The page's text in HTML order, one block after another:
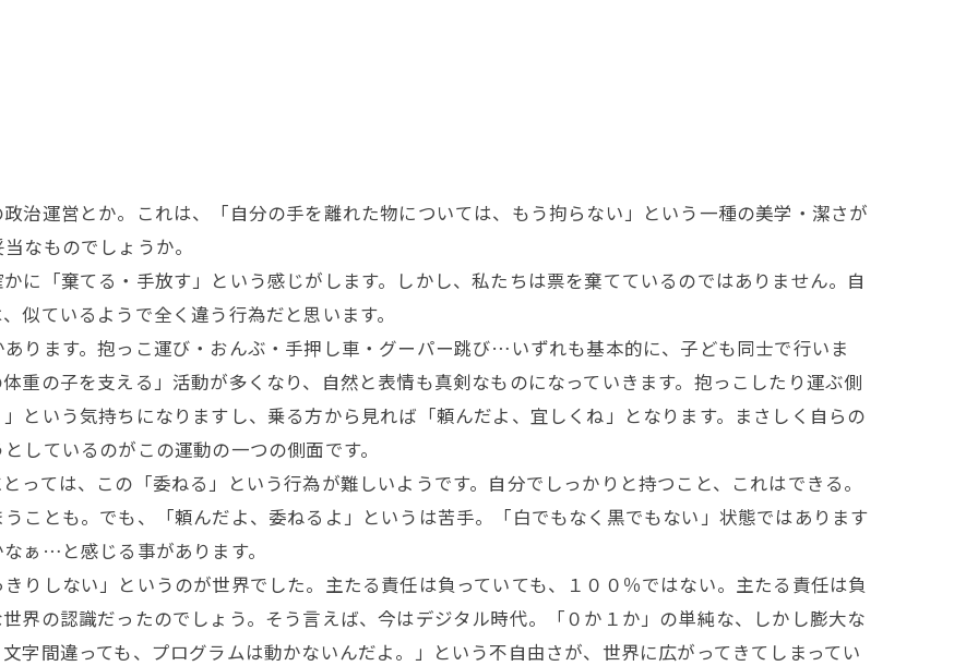
治運営とか。これは、「自分の手を離れた物については、もう拘らない」という一種の美学・潔さが
なものでしょうか。
に「棄てる・手放す」という感じがします。しかし、私たちは票を棄てているのではありません。自
似ているようで全く違う行為だと思います。
ります。抱っこ運び・おんぶ・手押し車・グーパー跳び…いずれも基本的に、子ども同士で行いま
重の子を支える」活動が多くなり、自然と表情も真剣なものになっていきます。抱っこしたり運ぶ側
という気持ちになりますし、乗る方から見れば「頼んだよ、宜しくね」となります。まさしく自らの
しているのがこの運動の一つの側面です。
っては、この「委ねる」という行為が難しいようです。自分でしっかりと持つこと、これはできる。
ことも。でも、「頼んだよ、委ねるよ」というは苦手。「白でもなく黒でもない」状態ではあります
ぁ…と感じる事があります。
りしない」というのが世界でした。主たる責任は負っていても、１００％ではない。主たる責任は負
界の認識だったのでしょう。そう言えば、今はデジタル時代。「０か１か」の単純な、しかし膨大な
字間違っても、プログラムは動かないんだよ。」という不自由さが、世界に広がってきてしまってい